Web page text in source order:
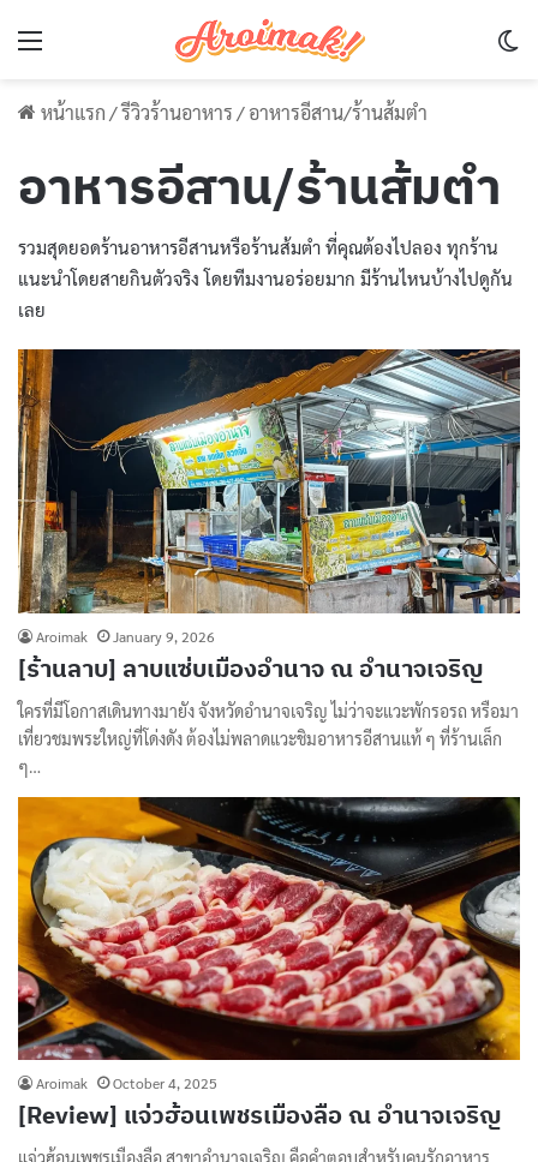
Menu
หน้าแรก/รีวิวร้านอาหาร/อาหารอีสาน/ร้านส้มตำ
อาหารอีสาน/ร้านส้มตำ
รวมสุดยอดร้านอาหารอีสานหรือร้านส้มตำ ที่คุณต้องไปลอง ทุกร้าน
แนะนำโดยสายกินตัวจริง โดยทีมงานอร่อยมาก มีร้านไหนบ้างไปดูกัน
เลย
Aroimak January 9, 2026
[ร้านลาบ] ลาบแซ่บเมืองอำนาจ ณ อำนาจเจริญ
ใครที่มีโอกาสเดินทางมายัง จังหวัดอำนาจเจริญ ไม่ว่าจะแวะพักรอรถ หรือมา
เที่ยวชมพระใหญ่ที่โด่งดัง ต้องไม่พลาดแวะชิมอาหารอีสานแท้ ๆ ที่ร้านเล็ก
ๆ…
Aroimak October 4, 2025
[Review] แจ่วฮ้อนเพชรเมืองลือ ณ อำนาจเจริญ
แจ่วฮ้อนเพชรเมืองลือ สาขาอำนาจเจริญ คือคำตอบสำหรับคนรักอาหาร